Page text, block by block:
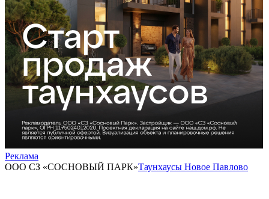
Реклама
ООО СЗ «СОСНОВЫЙ ПАРК»Таунхаусы Новое Павлово